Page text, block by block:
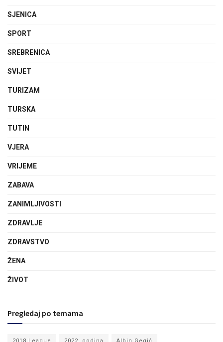
SJENICA
SPORT
SREBRENICA
SVIJET
TURIZAM
TURSKA
TUTIN
VJERA
VRIJEME
ZABAVA
ZANIMLJIVOSTI
ZDRAVLJE
ZDRAVSTVO
ŽENA
ŽIVOT
Pregledaj po temama
2018 League 2022. godina Albin Gegić